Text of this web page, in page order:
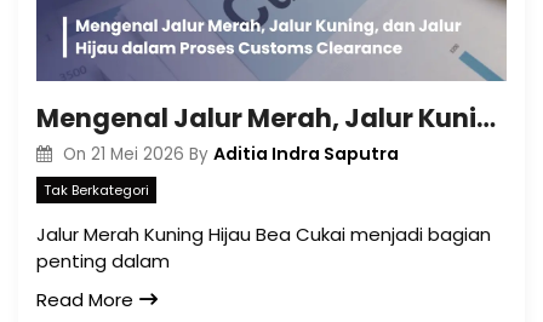
Mengenal Jalur Merah, Jalur Kuning, dan Jalur Hijau dalam Proses Customs Clearance
On 21 Mei 2026 By Aditia Indra Saputra
Tak Berkategori
Jalur Merah Kuning Hijau Bea Cukai menjadi bagian
penting dalam
Read More